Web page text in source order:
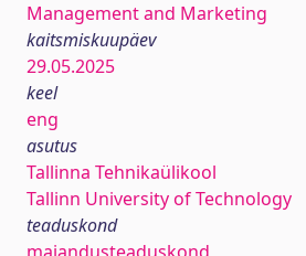
Management and Marketing
kaitsmiskuupäev
29.05.2025
keel
eng
asutus
Tallinna Tehnikaülikool
Tallinn University of Technology
teaduskond